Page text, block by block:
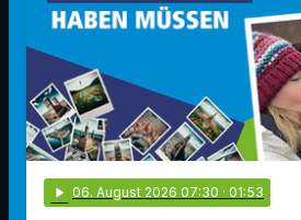
play_arrow 06. August 2026 07:30 · 01:53